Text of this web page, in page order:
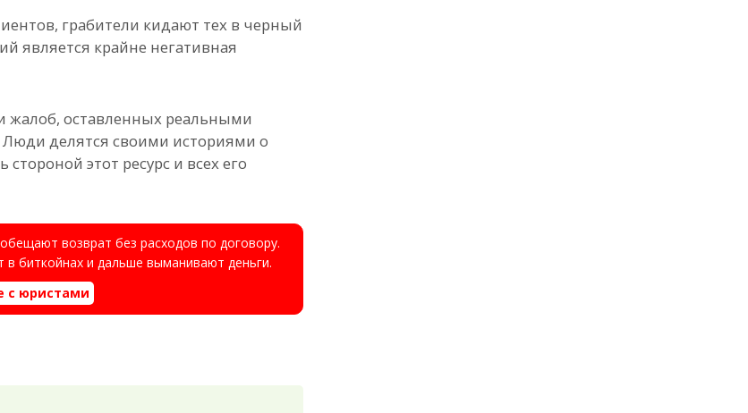
грабители кидают тех в черный
является крайне негативная
жалоб, оставленных реальными
делятся своими историями о
этот ресурс и всех его
возврат без расходов по договору.
биткойнах и дальше выманивают деньги.
с юристами